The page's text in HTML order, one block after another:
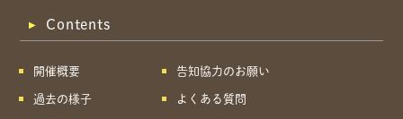
Contents
開催概要
過去の様子
告知協力のお願い
よくある質問